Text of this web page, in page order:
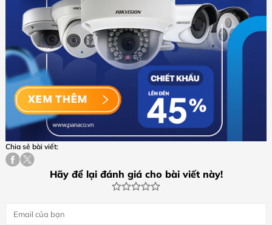
Chia sẻ bài viết:
Hãy để lại đánh giá cho bài viết này!